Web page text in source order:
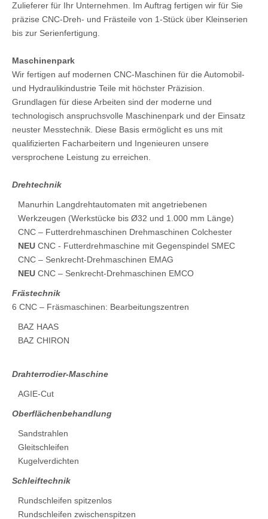
Zulieferer für Ihr Unternehmen. Im Auftrag fertigen wir für Sie
präzise CNC-Dreh- und Frästeile von 1-Stück über Kleinserien
bis zur Serienfertigung.
Maschinenpark
Wir fertigen auf modernen CNC-Maschinen für die Automobil-
und Hydraulikindustrie Teile mit höchster Präzision.
Grundlagen für diese Arbeiten sind der moderne und
technologisch anspruchsvolle Maschinenpark und der Einsatz
neuster Messtechnik. Diese Basis ermöglicht es uns mit
qualifizierten Facharbeitern und Ingenieuren unsere
versprochene Leistung zu erreichen.
Drehtechnik
Manurhin Langdrehtautomaten mit angetriebenen
Werkzeugen (Werkstücke bis Ø32 und 1.000 mm Länge)
CNC – Futterdrehmaschinen Drehmaschinen Colchester
NEU CNC - Futterdrehmaschine mit Gegenspindel SMEC
CNC – Senkrecht-Drehmaschinen EMAG
NEU CNC – Senkrecht-Drehmaschinen EMCO
Frästechnik
6 CNC – Fräsmaschinen: Bearbeitungszentren
BAZ HAAS
BAZ CHIRON
Drahterrodier-Maschine
AGIE-Cut
Oberflächenbehandlung
Sandstrahlen
Gleitschleifen
Kugelverdichten
Schleiftechnik
Rundschleifen spitzenlos
Rundschleifen zwischenspitzen